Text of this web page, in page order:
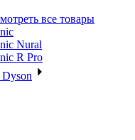
все товары
Nural
R Pro